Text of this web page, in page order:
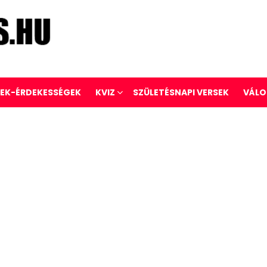
ÉRDEKESSÉGEK KVIZ SZÜLETÉSNAPI VERSEK